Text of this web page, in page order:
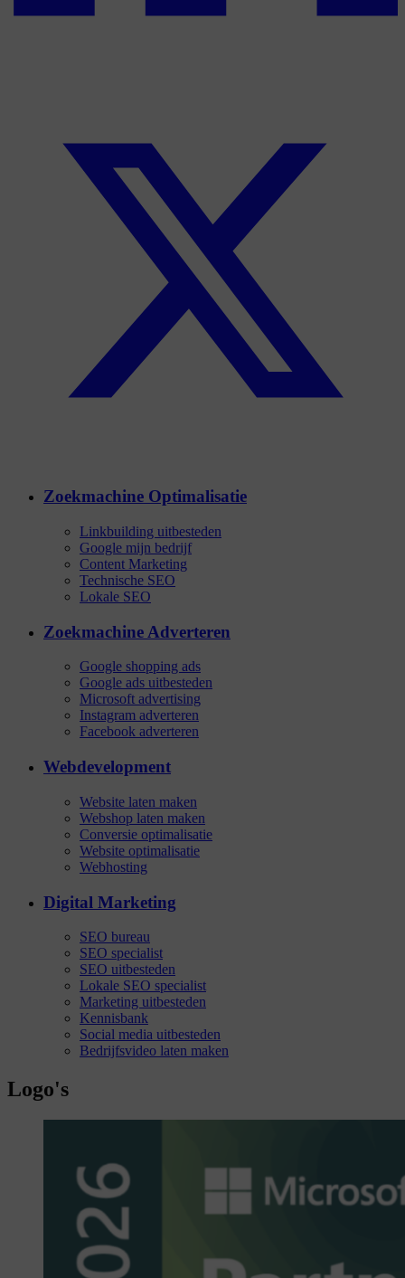
Zoekmachine Optimalisatie
Linkbuilding uitbesteden
Google mijn bedrijf
Content Marketing
Technische SEO
Lokale SEO
Zoekmachine Adverteren
Google shopping ads
Google ads uitbesteden
Microsoft advertising
Instagram adverteren
Facebook adverteren
Webdevelopment
Website laten maken
Webshop laten maken
Conversie optimalisatie
Website optimalisatie
Webhosting
Digital Marketing
SEO bureau
SEO specialist
SEO uitbesteden
Lokale SEO specialist
Marketing uitbesteden
Kennisbank
Social media uitbesteden
Bedrijfsvideo laten maken
Logo's